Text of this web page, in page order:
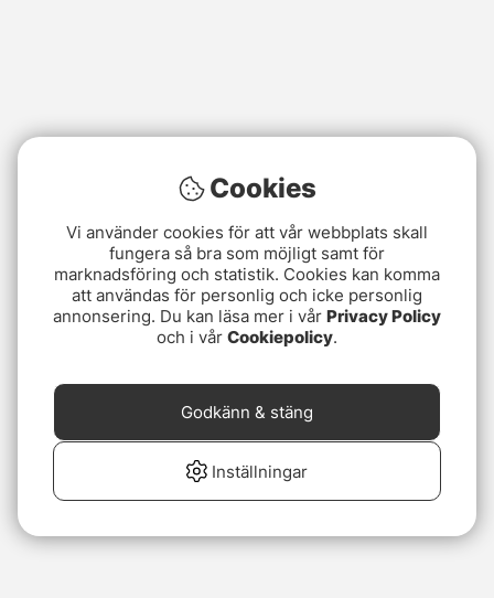
Cookies
Vi använder cookies för att vår webbplats skall
fungera så bra som möjligt samt för
marknadsföring och statistik. Cookies kan komma
att användas för personlig och icke personlig
annonsering. Du kan läsa mer i vår Privacy Policy
och i vår Cookiepolicy.
Inställningar
Godkänn & stäng